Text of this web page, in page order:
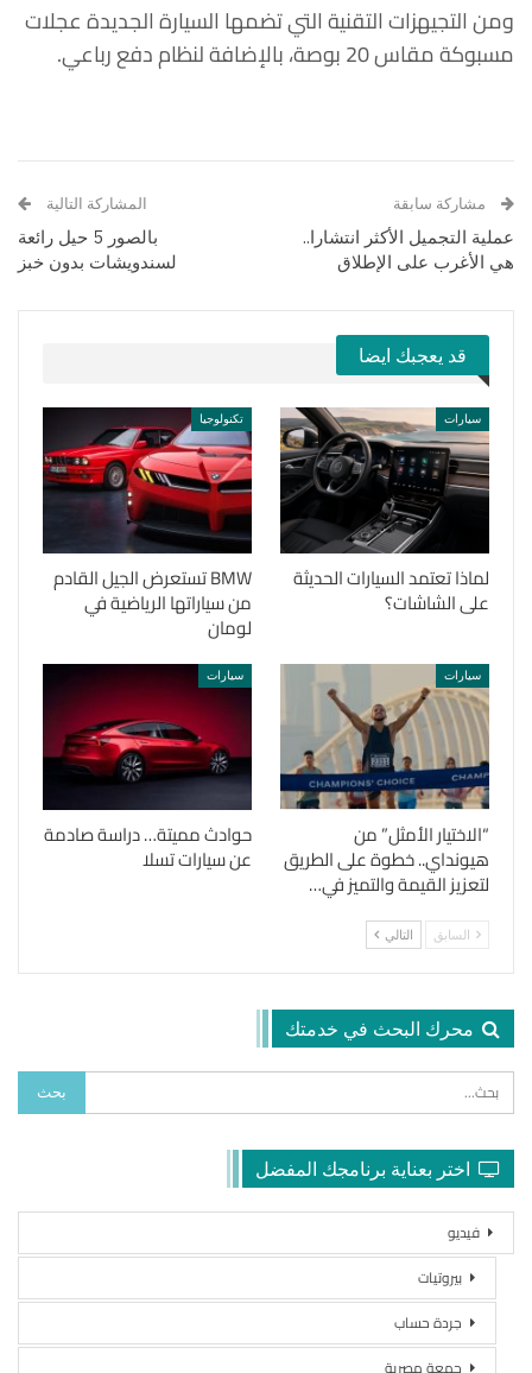
ومن التجيهزات التقنية التي تضمها السيارة الجديدة عجلات
مسبوكة مقاس 20 بوصة، بالإضافة لنظام دفع رباعي.
مشاركة سابقة
عملية التجميل الأكثر انتشارا..
هي الأغرب على الإطلاق
المشاركة التالية
بالصور 5 حيل رائعة
لسندويشات بدون خبز
قد يعجبك ايضا
سيارات
لماذا تعتمد السيارات الحديثة
على الشاشات؟
تكنولوجيا
BMW تستعرض الجيل القادم
من سياراتها الرياضية في
لومان
سيارات
“الاختيار الأمثل” من
هيونداي.. خطوة على الطريق
لتعزيز القيمة والتميز في…
سيارات
حوادث مميتة… دراسة صادمة
عن سيارات تسلا
السابق التالي
محرك البحث في خدمتك
اختر بعناية برنامجك المفضل
فيديو
بيروتيات
جردة حساب
جمعة مصرية